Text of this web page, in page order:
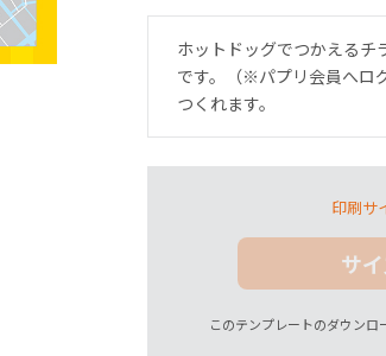
ホットドッグでつかえるチ
です。（※パプリ会員へロ
つくれます。
印刷サ
サ
このテンプレートのダウン